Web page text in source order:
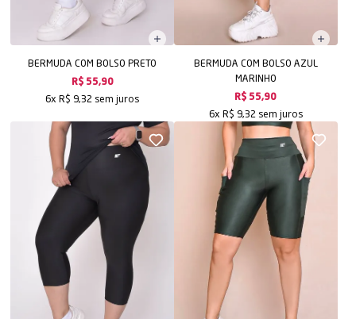
BERMUDA COM BOLSO PRETO
R$ 55,90
6x R$ 9,32 sem juros
BERMUDA COM BOLSO AZUL
MARINHO
R$ 55,90
6x R$ 9,32 sem juros